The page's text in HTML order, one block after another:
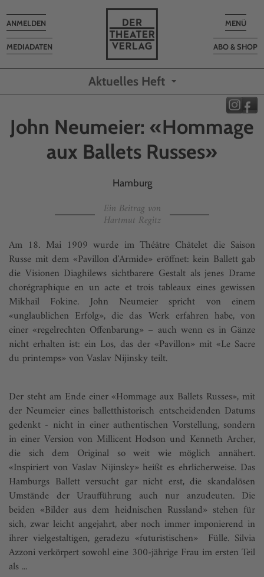
Toggle
MENÜ
ABO & SHOP
MEDIADATEN
Toggle
navigation
ANMELDEN
Aktuelles Heft
John Neumeier: «Hommage
aux Ballets Russes»
Hamburg
Ein Beitrag von
Hartmut Regitz
Am 18. Mai 1909 wurde im Théâtre Châtelet die Saison
Russe mit dem «Pavillon d'Armide» eröffnet: kein Ballett gab
die Visionen Diaghilews sichtbarere Gestalt als jenes Drame
chorégraphique en un acte et trois tableaux eines gewissen
Mikhail Fokine. John Neumeier spricht von einem
«unglaublichen Erfolg», die das Werk erfahren habe, von
einer «regelrechten Offenbarung» – auch wenn es in Gänze
nicht erhalten ist: ein Los, das der «Pavillon» mit «Le Sacre
du printemps» von Vaslav Nijinsky teilt.
Der steht am Ende einer «Hommage aux Ballets Russes», mit
der Neumeier eines balletthistorisch entscheidenden Datums
gedenkt - nicht in einer authentischen Vorstellung, sondern
in einer Version von Millicent Hodson und Kenneth Archer,
die sich dem Original so weit wie möglich annähert.
«Inspiriert von Vaslav Nijinsky» heißt es ehrlicherweise. Das
Hamburgs Ballett versucht gar nicht erst, die skandalösen
Umstände der Uraufführung auch nur anzudeuten. Die
beiden «Bilder aus dem heidnischen Russland» stehen für
sich, zwar leicht angejahrt, aber noch immer imponierend in
ihrer vielgestaltigen, geradezu «futuristischen» Fülle. Silvia
Azzoni verkörpert sowohl eine 300-jährige Frau im ersten Teil
als ...